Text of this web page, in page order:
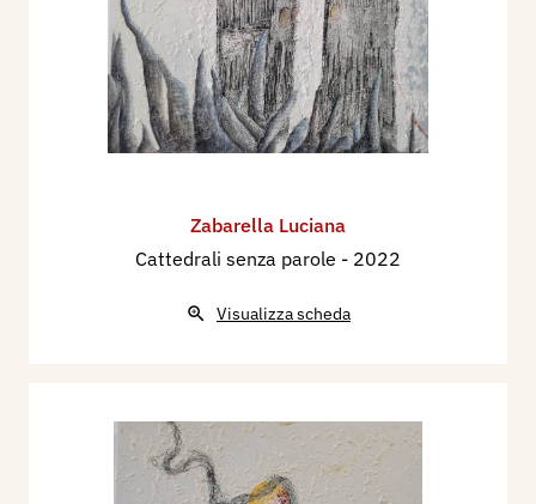
Zabarella Luciana
Cattedrali senza parole - 2022
Visualizza scheda